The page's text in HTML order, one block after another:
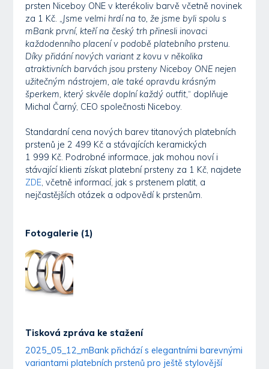
prsten Niceboy ONE v kterékoliv barvě včetně novinek
za 1 Kč. „Jsme velmi hrdí na to, že jsme byli spolu s
mBank první, kteří na český trh přinesli inovaci
každodenního placení v podobě platebního prstenu.
Díky přidání nových variant z kovuv několika
atraktivních barvách jsou prsteny Niceboy ONE nejen
užitečným nástrojem, ale také opravdu krásným
šperkem, který skvěle doplní každý outfit,“ doplňuje
Michal Čarný, CEO společnosti Niceboy.
Standardní cena nových barev titanových platebních
prstenů je 2 499 Kč a stávajících keramických
1 999 Kč. Podrobné informace, jak mohou noví i
stávající klienti získat platební prsteny za 1 Kč, najdete
ZDE, včetně informací, jak s prstenem platit, a
nejčastějších otázek a odpovědí k prstenům.
Fotogalerie (1)
Tisková zpráva ke stažení
2025_05_12_mBank přichází s elegantními barevnými
variantami platebních prstenů pro ještě stylovější